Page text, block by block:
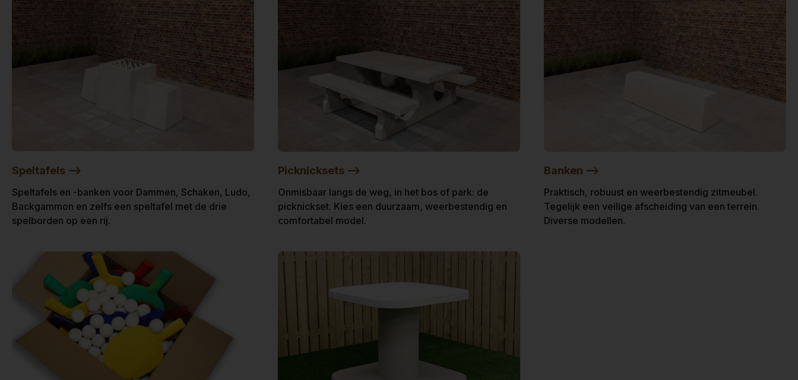
Speltafels -->
Speltafels en -banken voor Dammen, Schaken, Ludo,
Backgammon en zelfs een speltafel met de drie
spelborden op een rij.
Picknicksets -->
Onmisbaar langs de weg, in het bos of park: de
picknickset. Kies een duurzaam, weerbestendig en
comfortabel model.
Banken -->
Praktisch, robuust en weerbestendig zitmeubel.
Tegelijk een veilige afscheiding van een terrein.
Diverse modellen.